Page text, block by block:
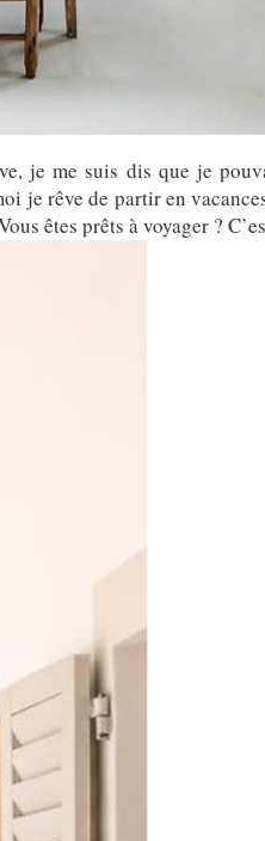
je me suis dis que je
je rêve de partir en
êtes prêts à voyager ?